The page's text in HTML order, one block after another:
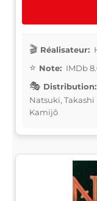
Réalisateur:
Note: IMDb
Distribution:
Natsuki,
Kamijô